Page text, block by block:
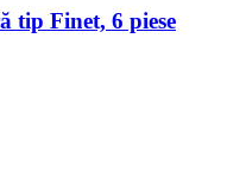
tip Finet, 6 piese